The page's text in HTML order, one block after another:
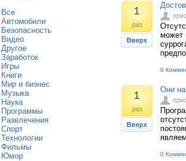
Все
Автомобили
Безопасность
Видео
Другое
Заработок
Игры
Книги
Мир и бизнес
Музыка
Наука
Программы
Развлечения
Спорт
Технологии
Фильмы
Юмор
1
раз
Вверх
может
0
1
раз
Вверх
Они
0